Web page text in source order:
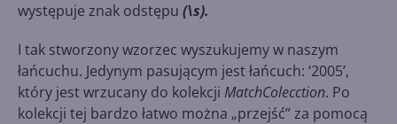
występuje znak odstępu (\s).
I tak stworzony wzorzec wyszukujemy w naszym
łańcuchu. Jedynym pasującym jest łańcuch: ‘2005’,
który jest wrzucany do kolekcji MatchColecction. Po
kolekcji tej bardzo łatwo można „przejść” za pomocą